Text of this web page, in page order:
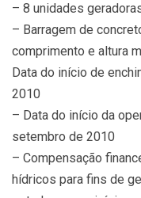
– 8 unidades
– Barragem de
comprimento e altura
Data do início de
2010
– Data do início da
setembro de 2010
– Compensação
hídricos para fins de